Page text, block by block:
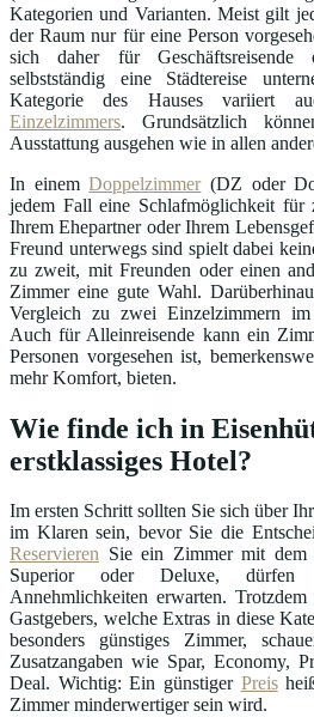
Kategorien und Varianten. Meist gilt
der Raum nur für eine Person
sich daher für Geschäftsreisende
selbstständig eine Städtereise
Kategorie des Hauses variiert
Einzelzimmers. Grundsätzlich
Ausstattung ausgehen wie in allen
In einemDoppelzimmer(DZ oder
jedem Fall eine Schlafmöglichkeit
Ihrem Ehepartner oder Ihrem
Freund unterwegs sind spielt dabei
zu zweit, mit Freunden oder einen
Zimmer eine gute Wahl.
Vergleich zu zwei Einzelzimmern
Auch für Alleinreisende kann ein
Personen vorgesehen ist,
mehr Komfort, bieten.
Wie finde ich in
erstklassiges Hotel?
Im ersten Schritt sollten Sie sich über
im Klaren sein, bevor Sie die
Reservieren Sie ein Zimmer mit dem
Superior oder Deluxe, dürfen
Annehmlichkeiten erwarten.
Gastgebers, welche Extras in diese
besonders günstiges Zimmer,
Zusatzangaben wie Spar, Economy,
Deal. Wichtig: Ein günstiger Preis
Zimmer minderwertiger sein wird.